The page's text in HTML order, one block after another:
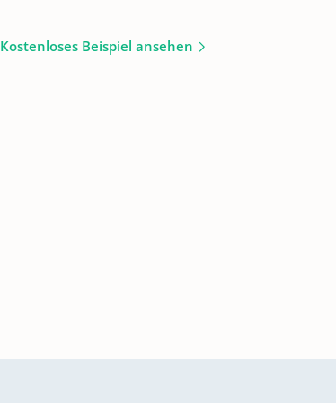
Kostenloses Beispiel ansehen